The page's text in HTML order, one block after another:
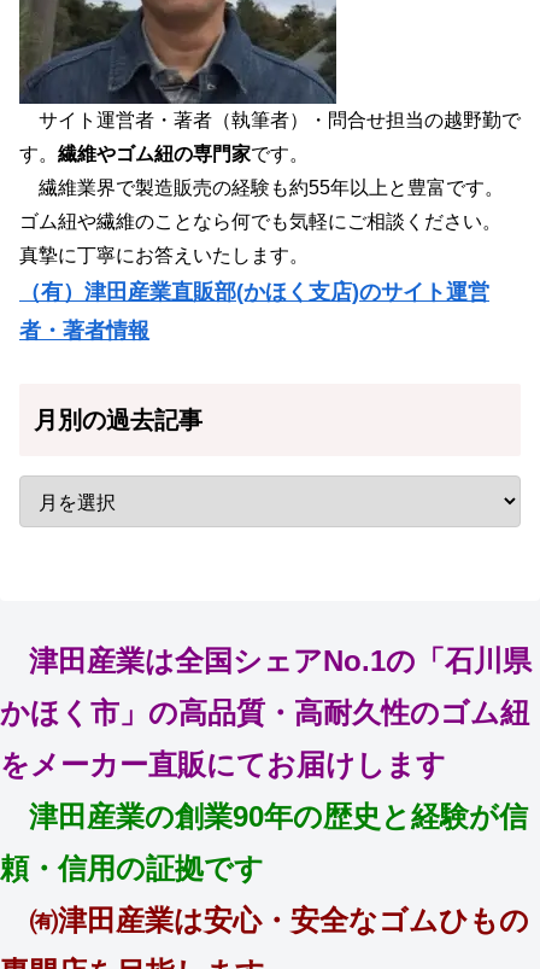
サイト運営者・著者（執筆者）・問合せ担当の越野勤で
す。 繊維やゴム紐の専門家です。
繊維業界で製造販売の経験も約55年以上と豊富です。
ゴム紐や繊維のことなら何でも気軽にご相談ください。
真摯に丁寧にお答えいたします。
（有）津田産業直販部(かほく支店)のサイト運営
者・著者情報
月別の過去記事
津田産業は全国シェアNo.1の「石川県
かほく市」の高品質・高耐久性のゴム紐
をメーカー直販にてお届けします
津田産業の創業90年の歴史と経験が信
頼・信用の証拠です
㈲津田産業は安心・安全なゴムひもの